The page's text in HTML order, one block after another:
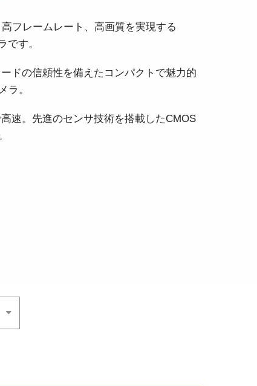
フレームレート、高画質を実現する
です。
ドの信頼性を備えたコンパクトで魅力的
ラ。
速。先進のセンサ技術を搭載したCMOS